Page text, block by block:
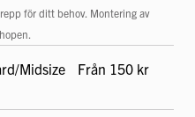
för ditt behov. Montering av
Midsize Från 150 kr